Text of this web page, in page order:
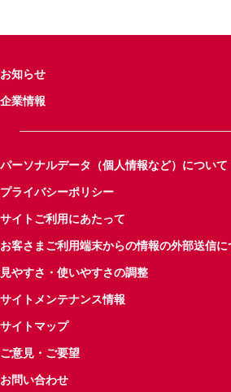
お知らせ
企業情報
パーソナルデータ（個人情報など）について
プライバシーポリシー
サイトご利用にあたって
お客さまご利用端末からの情報の外部送信に
見やすさ・使いやすさの調整
サイトメンテナンス情報
サイトマップ
ご意見・ご要望
お問い合わせ